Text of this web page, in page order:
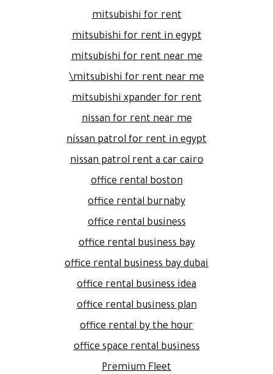
mitsubishi for rent
mitsubishi for rent in egypt
mitsubishi for rent near me
mitsubishi for rent near me\
mitsubishi xpander for rent
nissan for rent near me
nissan patrol for rent in egypt
nissan patrol rent a car cairo
office rental boston
office rental burnaby
office rental business
office rental business bay
office rental business bay dubai
office rental business idea
office rental business plan
office rental by the hour
office space rental business
Premium Fleet